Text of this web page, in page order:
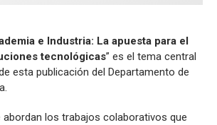
e Industria: La apuesta para el
tecnológicas” es el tema central
esta publicación del Departamento de
los trabajos colaborativos que